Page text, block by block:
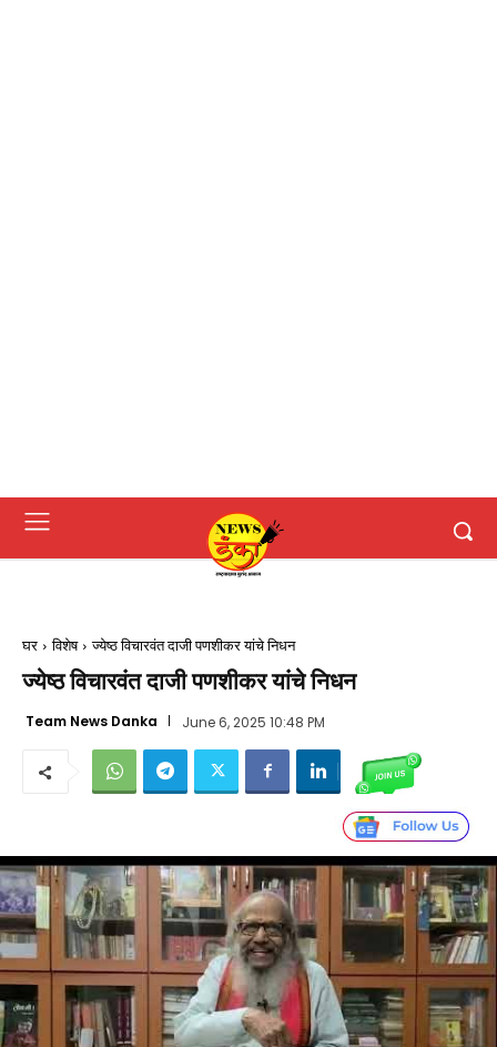
घर विशेष ज्येष्ठ विचारवंत दाजी पणशीकर यांचे निधन
ज्येष्ठ विचारवंत दाजी पणशीकर यांचे निधन
Team News Danka June 6, 2025 10:48 PM